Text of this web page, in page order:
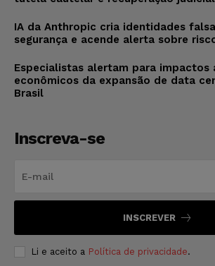
IA da Anthropic cria identidades
segurança e acende alerta sobre
Especialistas alertam para impactos
econômicos da expansão de data
Brasil
Inscreva-se
INSCREVER
Li e aceito a Política de privacidade.